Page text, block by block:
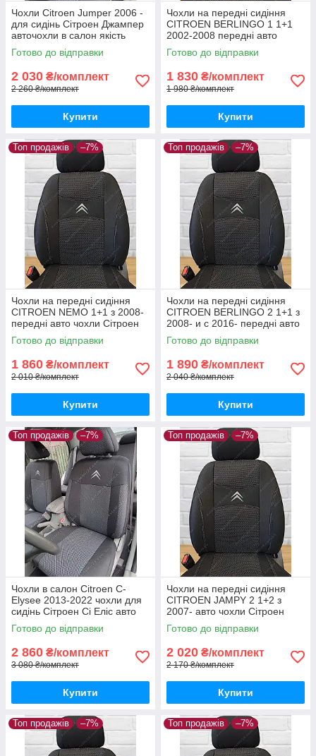
Чохли Citroen Jumper 2006 -
для сидінь Сітроен Джампер
авточохли в салон якість
Готово до відправки
2 030 ₴/комплект
2 260 ₴/комплект
Купити
Чохли на передні сидіння
CITROEN BERLINGO 1 1+1
2002-2008 передні авто
чохли Сітроен Берлінго 2002-
2008
Готово до відправки
1 830 ₴/комплект
1 980 ₴/комплект
Купити
Топ продажів –7%
Чохли на передні сидіння
CITROEN NEMO 1+1 з 2008-
передні авто чохли Сітроен
НЕМО з 2008-
Готово до відправки
1 860 ₴/комплект
2 010 ₴/комплект
Купити
Топ продажів –7%
Чохли на передні сидіння
CITROEN BERLINGO 2 1+1 з
2008- и с 2016- передні авто
чохли Сітроен Берлінго
Готово до відправки
1 890 ₴/комплект
2 040 ₴/комплект
Купити
Топ продажів –7%
Чохли в салон Citroen С-
Elysee 2013-2022 чохли для
сидінь Сітроен Сі Еліс авто
чохли Citroen С-Elysee
Готово до відправки
2 860 ₴/комплект
3 080 ₴/комплект
Купити
Топ продажів –7%
Чохли на передні сидіння
CITROEN JAMPY 2 1+2 з
2007- авто чохли Сітроен
Джампі з 2007-
Готово до відправки
2 020 ₴/комплект
2 170 ₴/комплект
Купити
Топ продажів –7% Топ продажів –7%